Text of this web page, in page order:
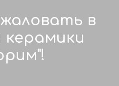
в
керамики